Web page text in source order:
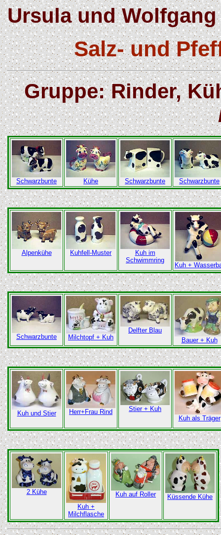
Ursula und
Salz- und
Gruppe: Rinder,
Schwarzbunte Kühe Schwarzbunte Schwarzbunte
Alpenkühe Kuhfell-Muster
Kuh im
Schwimmring
Kuh +
Schwarzbunte Milchtopf + Kuh
Delfter Blau
Bauer + Kuh
Kuh und Stier Herr+Frau Rind
Stier + Kuh
Kuh als Träger
2 Kühe
Kuh +
Milchflasche
Kuh auf Roller Küssende Kühe